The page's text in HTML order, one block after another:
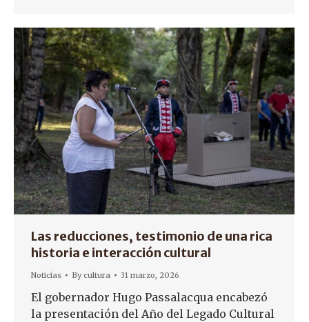
Las reducciones, testimonio de una rica
historia e interacción cultural
Noticias Bycultura 31 marzo, 2026
El gobernador Hugo Passalacqua encabezó
la presentación del Año del Legado Cultural